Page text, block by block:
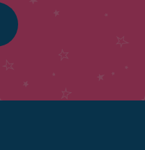
oporu tělu a je
spánek. Díky
potahu je
domácností i